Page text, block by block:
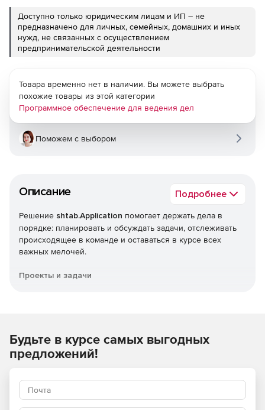
Доступно только юридическим лицам и ИП – не
предназначено для личных, семейных, домашних и иных
нужд, не связанных с осуществлением
предпринимательской деятельности
Описание Подробнее
Решение shtab.Application помогает держать дела в
порядке: планировать и обсуждать задачи, отслеживать
происходящее в команде и оставаться в курсе всех
важных мелочей.
Проекты и задачи
Финансы и зарплата
документы в одном разделе. Не заменит бухгалтерский
софт, но поможет разобраться в финансах.
Товара временно нет в наличии. Вы можете выбрать
похожие товары из этой категории
Программное обеспечение для ведения дел
Поможем с выбором
Будьте в курсе самых выгодных
предложений!